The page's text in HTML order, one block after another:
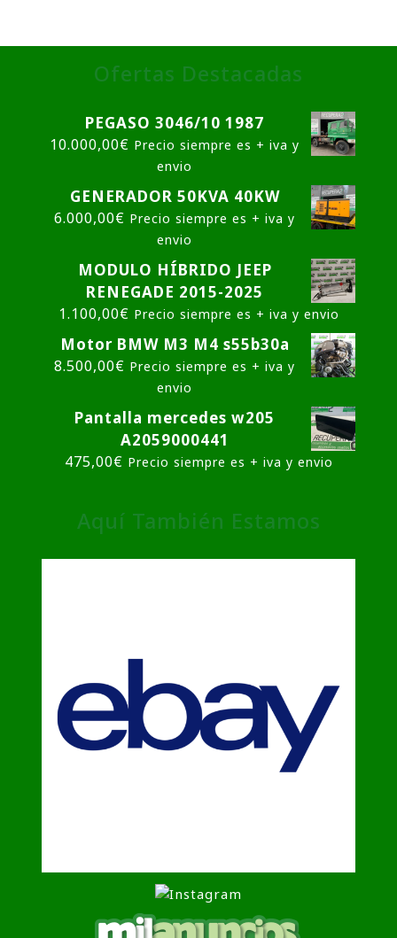
Ofertas Destacadas
PEGASO 3046/10 1987
10.000,00€ Precio siempre es + iva y
envio
GENERADOR 50KVA 40KW
6.000,00€ Precio siempre es + iva y
envio
MODULO HÍBRIDO JEEP
RENEGADE 2015-2025
1.100,00€ Precio siempre es + iva y envio
Motor BMW M3 M4 s55b30a
8.500,00€ Precio siempre es + iva y
envio
Pantalla mercedes w205
A2059000441
475,00€ Precio siempre es + iva y envio
Aquí También Estamos